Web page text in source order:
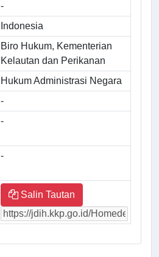
-
Indonesia
Biro Hukum, Kementerian
Kelautan dan Perikanan
Hukum Administrasi Negara
-
-
-
Salin Tautan